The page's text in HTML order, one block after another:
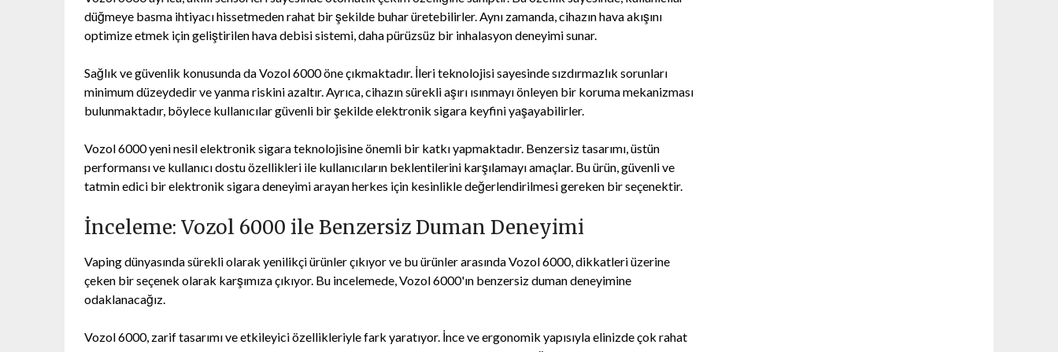
düğmeye basma ihtiyacı hissetmeden rahat bir şekilde buhar üretebilirler. Aynı zamanda, cihazın hava akışını
optimize etmek için geliştirilen hava debisi sistemi, daha pürüzsüz bir inhalasyon deneyimi sunar.
Sağlık ve güvenlik konusunda da Vozol 6000 öne çıkmaktadır. İleri teknolojisi sayesinde sızdırmazlık sorunları
minimum düzeydedir ve yanma riskini azaltır. Ayrıca, cihazın sürekli aşırı ısınmayı önleyen bir koruma mekanizması
bulunmaktadır, böylece kullanıcılar güvenli bir şekilde elektronik sigara keyfini yaşayabilirler.
Vozol 6000 yeni nesil elektronik sigara teknolojisine önemli bir katkı yapmaktadır. Benzersiz tasarımı, üstün
performansı ve kullanıcı dostu özellikleri ile kullanıcıların beklentilerini karşılamayı amaçlar. Bu ürün, güvenli ve
tatmin edici bir elektronik sigara deneyimi arayan herkes için kesinlikle değerlendirilmesi gereken bir seçenektir.
İnceleme: Vozol 6000 ile Benzersiz Duman Deneyimi
Vaping dünyasında sürekli olarak yenilikçi ürünler çıkıyor ve bu ürünler arasında Vozol 6000, dikkatleri üzerine
çeken bir seçenek olarak karşımıza çıkıyor. Bu incelemede, Vozol 6000'ın benzersiz duman deneyimine
odaklanacağız.
Vozol 6000, zarif tasarımı ve etkileyici özellikleriyle fark yaratıyor. İnce ve ergonomik yapısıyla elinizde çok rahat